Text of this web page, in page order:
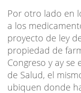
Por otro lado en
a los
proyecto de ley
propiedad de
Congreso y ay se
de Salud, el
ubiquen donde